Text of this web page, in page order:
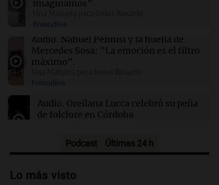
un aumento en la producción de armas
01:31 Ciencia
Reducir alimentos dulces no disminuye
antojos ni mejora la salud, según estudio
01:29 Mundo
El lago Mead alcanza su nivel más bajo en 90
años, evidenciando la crisis hídrica en EE.UU.
imaginamos"
Episodios
Audio. Nahuel Pennisi y la huella de
Mercedes Sosa: "La emoción es el filtro
máximo".
Episodios
Audio. Orellana Lucca celebró su peña
de folclore en Córdoba
Audio.Trágico accidente en Mendoza:
vehículos desde un puente
Podcast Últimas 24 h
Lo más visto